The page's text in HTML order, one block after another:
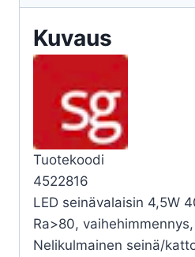
määrä
Kuvaus
Tuotekoodi
4522816
LED seinävalaisin 4,5W
Ra>80,
Nelikulmainen seinä/